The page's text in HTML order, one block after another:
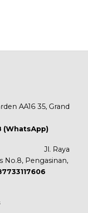
AA16 35, Grand
(WhatsApp)
Timur Jl. Raya
No.8, Pengasinan,